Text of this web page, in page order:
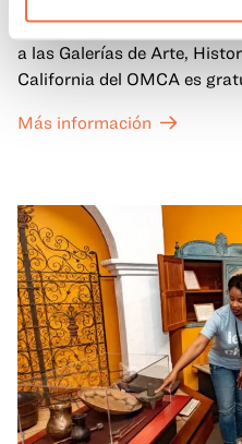
Todos los primeros
a las Galerías de Arte,
California del OMCA es
a un precio reducido de 6 $.
Más información